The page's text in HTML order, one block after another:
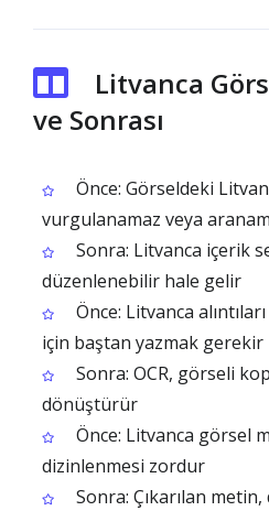
Litvanca
ve Sonrası
Önce: Görseldeki
vurgulanamaz veya
Sonra: Litvanca içerik
düzenlenebilir hale gelir
Önce: Litvanca
için baştan yazmak gerekir
Sonra: OCR, görseli
dönüştürür
Önce: Litvanca görsel
dizinlenmesi zordur
Sonra: Çıkarılan